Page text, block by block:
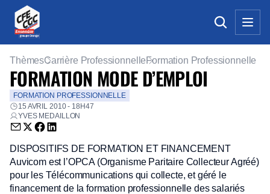
ThèmesCarrière Professionnelle Formation Professionnelle
FORMATION MODE D’EMPLOI
FORMATION PROFESSIONNELLE
15 AVRIL 2010 - 18H47
YVES MEDAILLON
Envoyer par email (nouvelle fenêtre)
Partager sur Twitter (nouvelle fenêtre)
Partager sur Facebook (nouvelle fenêtre)
Partager sur LinkedIn (nouvelle fenêtre)
DISPOSITIFS DE FORMATION ET FINANCEMENT
Auvicom est l’OPCA (Organisme Paritaire Collecteur Agréé)
pour les Télécommunications qui collecte, et géré le
financement de la formation professionnelle des salariés